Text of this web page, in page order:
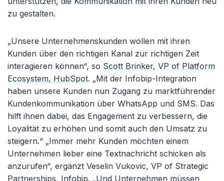
zu gestalten.
„Unsere Unternehmenskunden wollen mit ihren
Kunden über den richtigen Kanal zur richtigen Zeit
interagieren können“, so Scott Brinker, VP of Platform
Ecosystem, HubSpot. „Mit der Infobip-Integration
haben unsere Kunden nun Zugang zu marktführender
Kundenkommunikation über WhatsApp und SMS. Das
hilft ihnen dabei, das Engagement zu verbessern, die
Loyalität zu erhöhen und somit auch den Umsatz zu
steigern.“ „Immer mehr Kunden möchten einem
Unternehmen lieber eine Textnachricht schicken als
anzurufen“, ergänzt Veselin Vukovic, VP of Strategic
Partnerships, Infobip. „Und Unternehmen müssen